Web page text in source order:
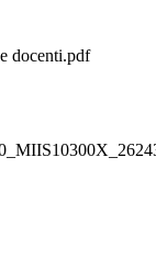
docenti.pdf